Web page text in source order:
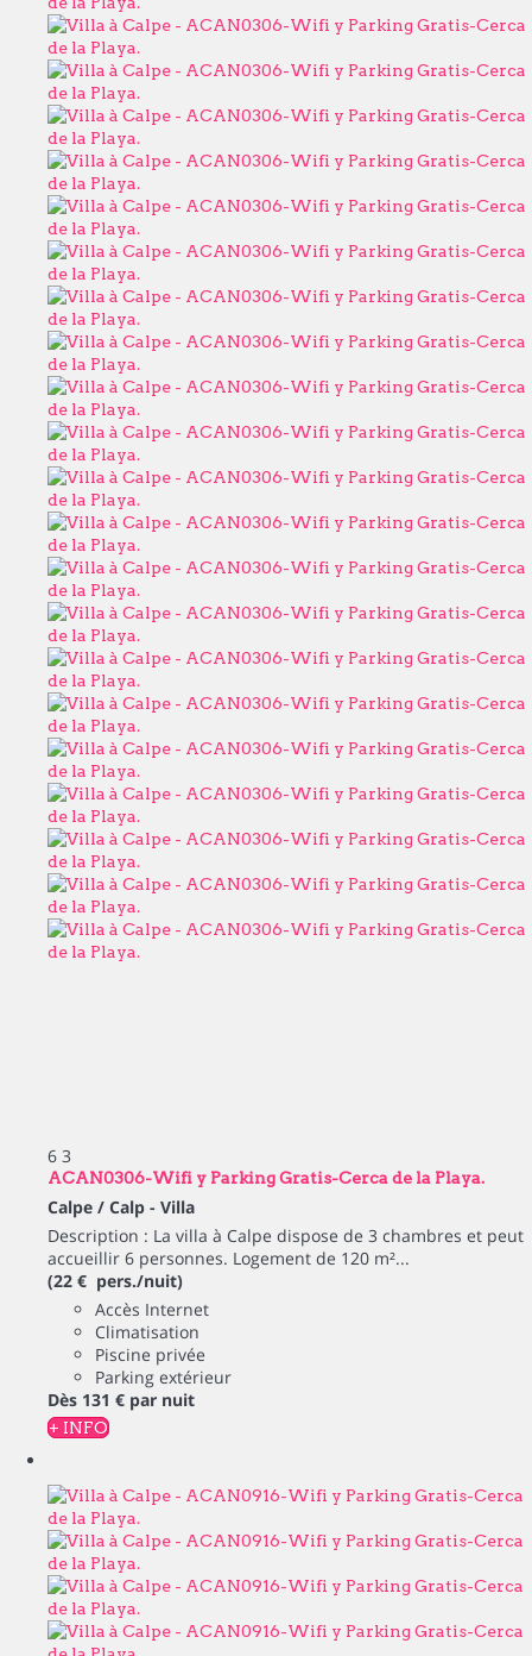
6 3
ACAN0306-Wifi y Parking Gratis-Cerca de la Playa.
Calpe / Calp - Villa
Description : La villa à Calpe dispose de 3 chambres et peut
accueillir 6 personnes. Logement de 120 m²...
(22 € pers./nuit)
Accès Internet
Climatisation
Piscine privée
Parking extérieur
Dès 131 € par nuit
+ INFO